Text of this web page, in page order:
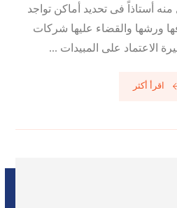
منه أستاذاً فى تحديد أماكن تواجد
ورشها والقضاء عليها شركات
الاعتماد على المبيدات ...
اقرأ أكثر